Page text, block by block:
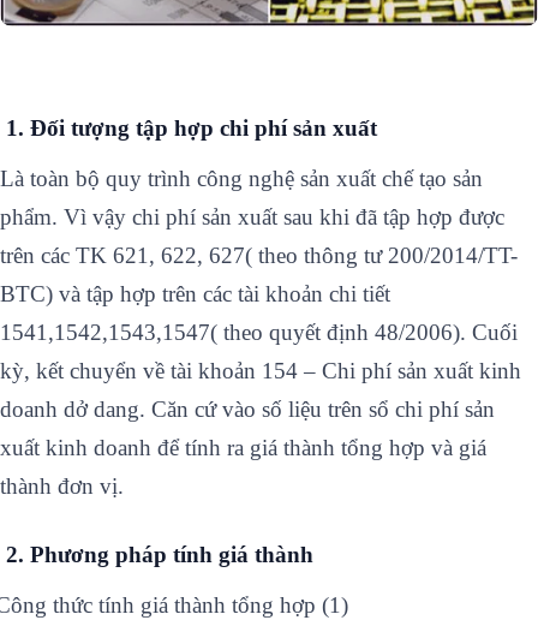
1. Đối tượng tập hợp chi phí sản xuất
Là toàn bộ quy trình công nghệ sản xuất chế tạo sản
phẩm. Vì vậy chi phí sản xuất sau khi đã tập hợp được
trên các TK 621, 622, 627( theo thông tư 200/2014/TT-
BTC) và tập hợp trên các tài khoản chi tiết
1541,1542,1543,1547( theo quyết định 48/2006). Cuối
kỳ, kết chuyển về tài khoản 154 – Chi phí sản xuất kinh
doanh dở dang. Căn cứ vào số liệu trên sổ chi phí sản
xuất kinh doanh để tính ra giá thành tổng hợp và giá
thành đơn vị.
2. Phương pháp tính giá thành
thức tính giá thành tổng hợp (1)